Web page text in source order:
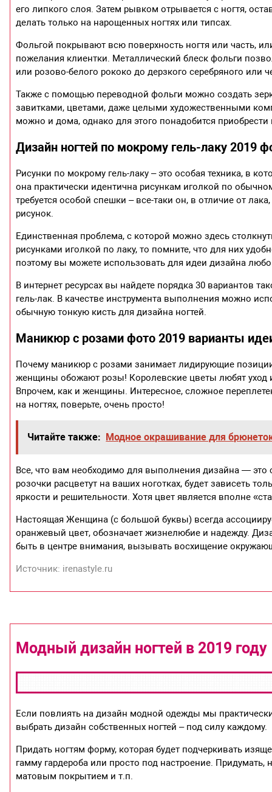
его липкого слоя. Затем рывком отрывается с ногтя,
делать только на нарощенных ногтях или типсах.
Фольгой покрывают всю поверхность ногтя или часть,
пожелания клиентки. Металлический блеск фольги
или розово-белого рококо до дерзкого серебряного или
Также с помощью переводной фольги можно создать
завитками, цветами, даже целыми художественными
можно и дома, однако для этого понадобится
Дизайн ногтей по мокрому гель-лаку 2019
Рисунки по мокрому гель-лаку – это особая техника, в
она практически идентична рисункам иголкой по
требуется особой спешки – все-таки он, в отличие от
рисунок.
Единственная проблема, с которой можно здесь
рисунками иголкой по лаку, то помните, что для них
поэтому вы можете использовать для идеи дизайна
В интернет ресурсах вы найдете порядка 30 вариантов
гель-лак. В качестве инструмента выполнения можно
обычную тонкую кисть для дизайна ногтей.
Маникюр с розами фото 2019 варианты
Почему маникюр с розами занимает лидирующие
женщины обожают розы! Королевские цветы любят уход
Впрочем, как и женщины. Интересное, сложное
на ногтях, поверьте, очень просто!
Читайте также: Модное окрашивание для
Все, что вам необходимо для выполнения дизайна — это
розочки расцветут на ваших ноготках, будет зависеть
яркости и решительности. Хотя цвет является вполне
Настоящая Женщина (с большой буквы) всегда
оранжевый цвет, обозначает жизнелюбие и надежду.
быть в центре внимания, вызывать восхищение
Источник: irenastyle.ru
Модный дизайн ногтей в 2019 году
Если повлиять на дизайн модной одежды мы
выбрать дизайн собственных ногтей – под силу каждому.
Придать ногтям форму, которая будет подчеркивать
гамму гардероба или просто под настроение.
матовым покрытием и т.п.